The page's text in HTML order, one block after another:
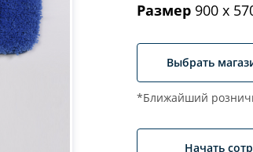
Размер 900 х
Выбрать
*Ближайший
Начать